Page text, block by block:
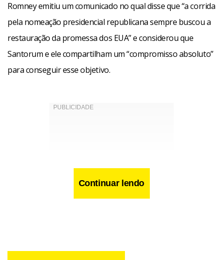
Romney emitiu um comunicado no qual disse que “a corrida
pela nomeação presidencial republicana sempre buscou a
restauração da promessa dos EUA” e considerou que
Santorum e ele compartilham um “compromisso absoluto”
para conseguir esse objetivo.
Continuar lendo